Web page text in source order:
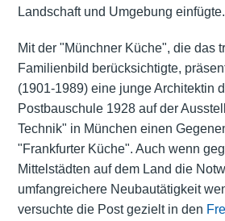
Landschaft und Umgebung einfügte.
Mit der "Münchner Küche", die das
Familienbild berücksichtigte,
(1901-1989) eine junge Architektin
Postbauschule 1928 auf der
Technik" in München einen
"Frankfurter Küche". Auch wenn
Mittelstädten auf dem Land die
umfangreichere Neubautätigkeit
versuchte die Post gezielt in den